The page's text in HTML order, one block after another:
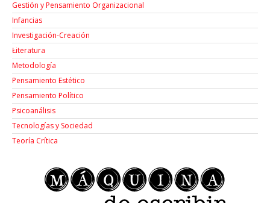
Gestión y Pensamiento Organizacional
Infancias
Investigación-Creación
Łiteratura
Metodología
Pensamiento Estético
Pensamiento Político
Psicoanálisis
Tecnologías y Sociedad
Teoría Crítica